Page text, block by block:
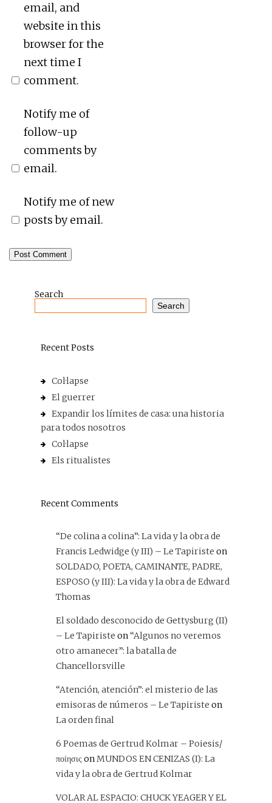
email, and
website in this
browser for the
next time I
comment.
Notify me of
follow-up
comments by
email.
Notify me of new
posts by email.
Search
Search
Recent Posts
Col·lapse
El guerrer
Expandir los límites de casa: una historia
para todos nosotros
Col·lapse
Els ritualistes
Recent Comments
“De colina a colina”: La vida y la obra de
Francis Ledwidge (y III) – Le Tapiriste on
SOLDADO, POETA, CAMINANTE, PADRE,
ESPOSO (y III): La vida y la obra de Edward
Thomas
El soldado desconocido de Gettysburg (II)
– Le Tapiriste on“Algunos no veremos
otro amanecer”: la batalla de
Chancellorsville
“Atención, atención”: el misterio de las
emisoras de números – Le Tapiriste on
La orden final
6 Poemas de Gertrud Kolmar – Poiesis/
ποίησις onMUNDOS EN CENIZAS (I): La
vida y la obra de Gertrud Kolmar
VOLAR AL ESPACIO: CHUCK YEAGER Y EL